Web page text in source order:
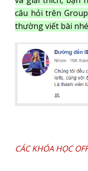
câu hỏi trên
thường viết bài
CÁC KHÓA HỌC